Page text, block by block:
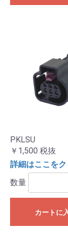
PKLSU
￥1,500 税抜
詳細はここをク
数量
カートに